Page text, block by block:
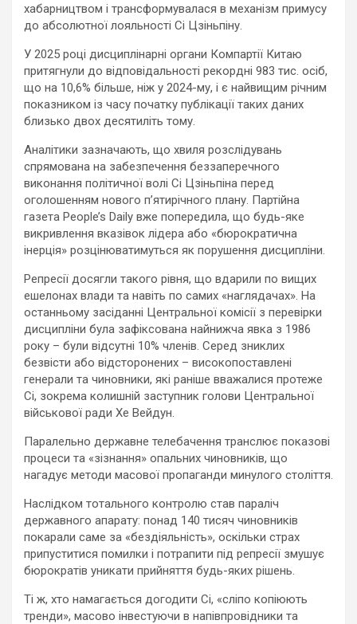
хабарництвом і трансформувалася в механізм примусу
до абсолютної лояльності Сі Цзіньпіну.
У 2025 році дисциплінарні органи Компартії Китаю
притягнули до відповідальності рекордні 983 тис. осіб,
що на 10,6% більше, ніж у 2024-му, і є найвищим річним
показником із часу початку публікації таких даних
близько двох десятиліть тому.
Аналітики зазначають, що хвиля розслідувань
спрямована на забезпечення беззаперечного
виконання політичної волі Сі Цзіньпіна перед
оголошенням нового п’ятирічного плану. Партійна
газета People’s Daily вже попередила, що будь-яке
викривлення вказівок лідера або «бюрократична
інерція» розцінюватимуться як порушення дисципліни.
Репресії досягли такого рівня, що вдарили по вищих
ешелонах влади та навіть по самих «наглядачах». На
останньому засіданні Центральної комісії з перевірки
дисципліни була зафіксована найнижча явка з 1986
року – були відсутні 10% членів. Серед зниклих
безвісти або відсторонених – високопоставлені
генерали та чиновники, які раніше вважалися протеже
Сі, зокрема колишній заступник голови Центральної
військової ради Хе Вейдун.
Паралельно державне телебачення транслює показові
процеси та «зізнання» опальних чиновників, що
нагадує методи масової пропаганди минулого століття.
Наслідком тотального контролю став параліч
державного апарату: понад 140 тисяч чиновників
покарали саме за «бездіяльність», оскільки страх
припуститися помилки і потрапити під репресії змушує
бюрократів уникати прийняття будь-яких рішень.
Ті ж, хто намагається догодити Сі, «сліпо копіюють
тренди», масово інвестуючи в напівпровідники та